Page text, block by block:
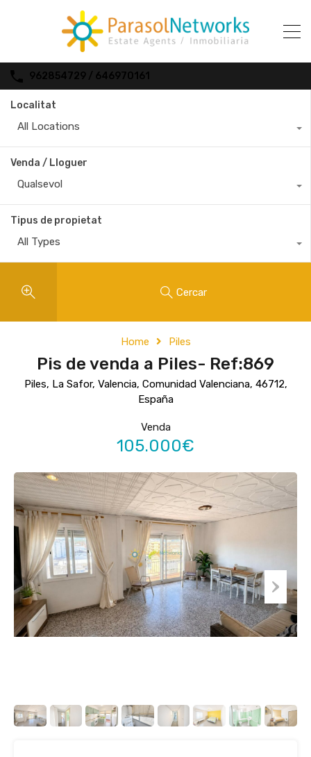
962854729 / 646970161
Localitat
All Locations
Venda / Lloguer
Qualsevol
Tipus de propietat
All Types
Cercar
Home Piles
Pis de venda a Piles- Ref:869
Piles, La Safor, Valencia, Comunidad Valenciana, 46712,
España
Venda
105.000€